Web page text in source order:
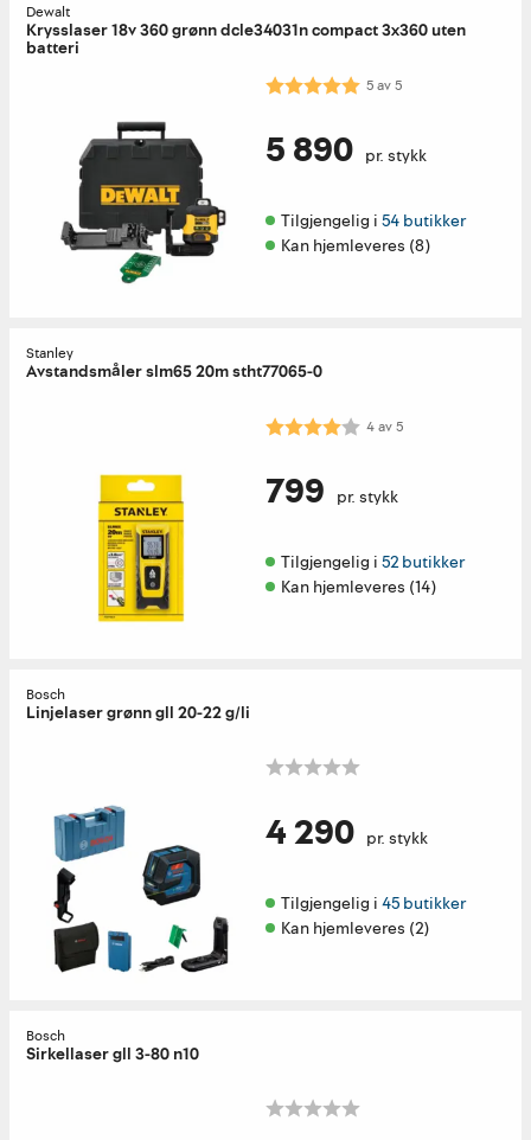
Dewalt
Krysslaser 18v 360 grønn dcle34031n compact 3x360 uten
batteri
Karakter: 5.0 av 5 mulige
5av5
5 890 pr. stykk
Tilgjengelig i 54 butikker
Kan hjemleveres (8)
Stanley
Avstandsmåler slm65 20m stht77065-0
Karakter: 4.0 av 5 mulige
4av5
799 pr. stykk
Tilgjengelig i 52 butikker
Kan hjemleveres (14)
Bosch
Linjelaser grønn gll 20-22 g/li
4 290 pr. stykk
Tilgjengelig i 45 butikker
Kan hjemleveres (2)
Bosch
Sirkellaser gll 3-80 n10